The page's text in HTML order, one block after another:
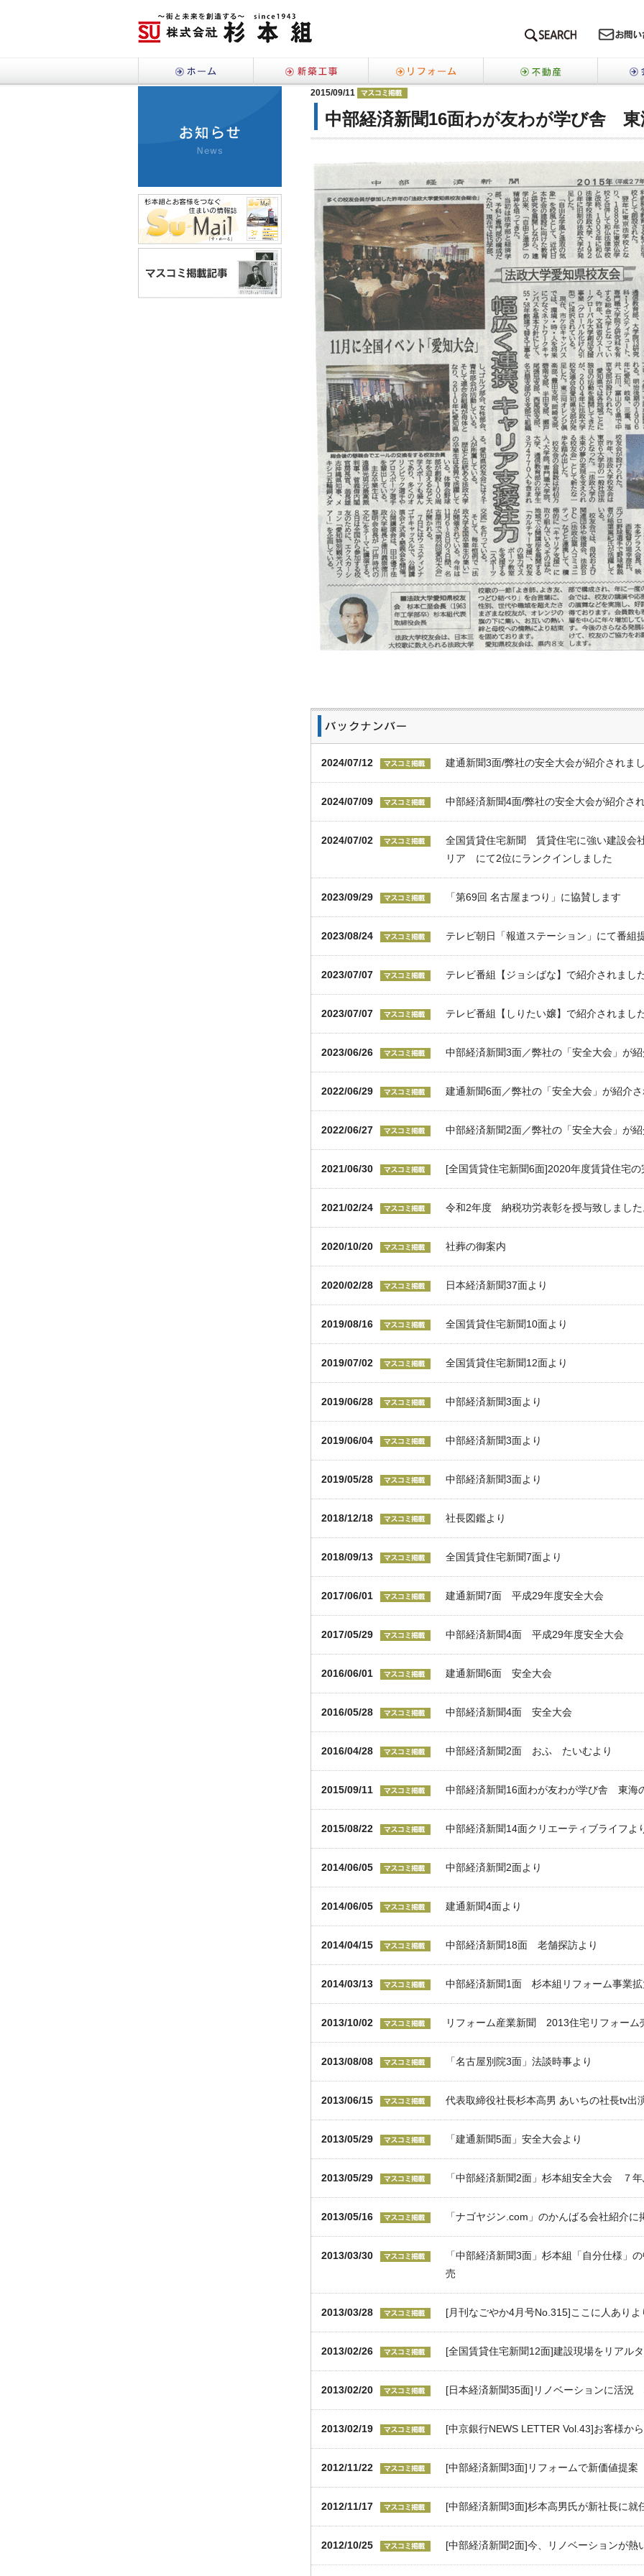
SEARCH
新築工事 リフォーム
お知らせ
2015/09/11
中部経済新聞16面わが友わが学び舎 東
2024/07/12 建通新聞3面/弊社の安全大会が紹介されま
2024/07/09 中部経済新聞4面/弊社の安全大会が紹介さ
2024/07/02
全国賃貸住宅新聞 賃貸住宅に強い建設会
リア にて2位にランクインしました
2023/09/29 「第69回 名古屋まつり」に協賛します
2023/08/24 テレビ朝日「報道ステーション」にて番組
2023/07/07 テレビ番組【ジョシばな】で紹介されまし
2023/07/07 テレビ番組【しりたい嬢】で紹介されまし
2023/06/26 中部経済新聞3面／弊社の「安全大会」が紹
2022/06/29 建通新聞6面／弊社の「安全大会」が紹介さ
2022/06/27 中部経済新聞2面／弊社の「安全大会」が紹
2021/06/30 [全国賃貸住宅新聞6面]2020年度賃貸住宅
2021/02/24 令和2年度 納税功労表彰を授与致しました
2020/10/20 社葬の御案内
2020/02/28 日本経済新聞37面より
2019/08/16 全国賃貸住宅新聞10面より
2019/07/02 全国賃貸住宅新聞12面より
2019/06/28 中部経済新聞3面より
2019/06/04 中部経済新聞3面より
2019/05/28 中部経済新聞3面より
2018/12/18 社長図鑑より
2018/09/13 全国賃貸住宅新聞7面より
2017/06/01 建通新聞7面 平成29年度安全大会
2017/05/29 中部経済新聞4面 平成29年度安全大会
2016/06/01 建通新聞6面 安全大会
2016/05/28 中部経済新聞4面 安全大会
2016/04/28 中部経済新聞2面 おふ たいむより
2015/09/11 中部経済新聞16面わが友わが学び舎 東海
2015/08/22 中部経済新聞14面クリエーティブライフよ
2014/06/05 中部経済新聞2面より
2014/06/05 建通新聞4面より
2014/04/15 中部経済新聞18面 老舗探訪より
2014/03/13 中部経済新聞1面 杉本組リフォーム事業
2013/10/02 リフォーム産業新聞 2013住宅リフォーム
2013/08/08 「名古屋別院3面」法談時事より
2013/06/15 代表取締役社長杉本高男 あいちの社長tv出
2013/05/29 「建通新聞5面」安全大会より
2013/05/29 「中部経済新聞2面」杉本組安全大会 ７
2013/05/16 「ナゴヤジン.com」のかんばる会社紹介に
2013/03/30
「中部経済新聞3面」杉本組「自分仕様
売
2013/03/28 [月刊なごやか4月号No.315]ここに人ありよ
2013/02/26 [全国賃貸住宅新聞12面]建設現場をリアル
2013/02/20 [日本経済新聞35面]リノベーションに活
2013/02/19 [中京銀行NEWS LETTER Vol.43]お客様か
2012/11/22 [中部経済新聞3面]リフォームで新価値提案
2012/11/17 [中部経済新聞3面]杉本高男氏が新社長に就
2012/10/25 [中部経済新聞2面]今、リノベーションが熱